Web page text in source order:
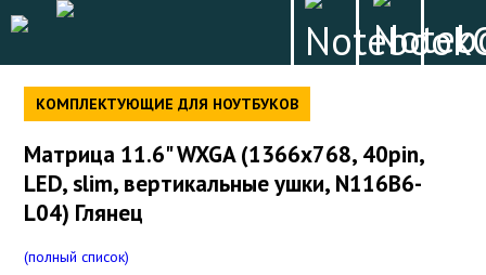
КОМПЛЕКТУЮЩИЕ ДЛЯ НОУТБУКОВ
Матрица 11.6" WXGA (1366x768, 40pin,
LED, slim, вертикальные ушки, N116B6-
L04) Глянец
(полный список)